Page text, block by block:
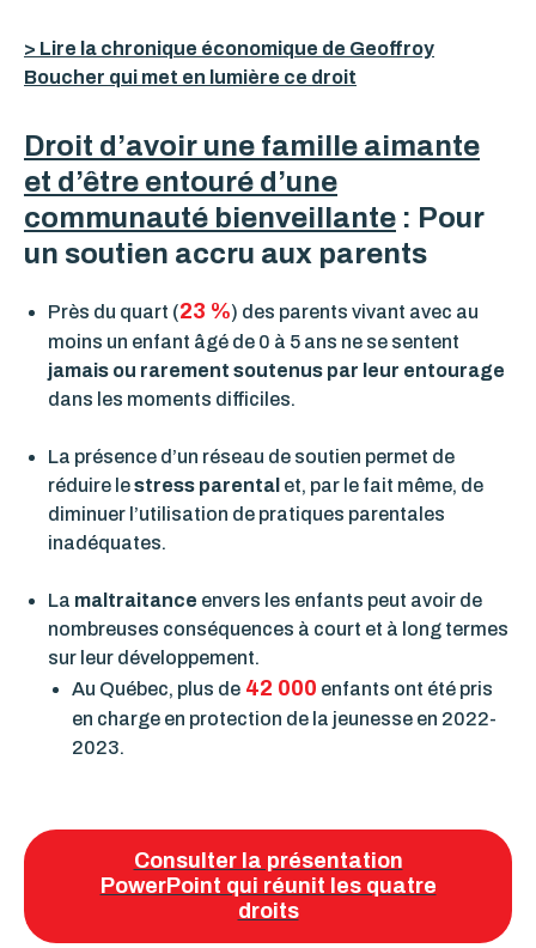
> Lire la chronique économique de Geoffroy
Boucher qui met en lumière ce droit
Droit d’avoir une famille aimante
et d’être entouré d’une
communauté bienveillante : Pour
un soutien accru aux parents
Près du quart (23 %) des parents vivant avec au
moins un enfant âgé de 0 à 5 ans ne se sentent
jamais ou rarement soutenus par leur entourage
dans les moments difficiles.
La présence d’un réseau de soutien permet de
réduire lestress parental et, par le fait même, de
diminuer l’utilisation de pratiques parentales
inadéquates.
La maltraitance envers les enfants peut avoir de
nombreuses conséquences à court et à long termes
sur leur développement.
Au Québec, plus de 42 000 enfants ont été pris
en charge en protection de la jeunesse en 2022-
2023.
Consulter la présentation
PowerPoint qui réunit les quatre
droits